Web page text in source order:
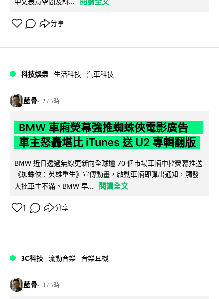
分享
科技娛樂 生活科技 汽車科技
藍骨 2 小時
BMW 車廂熒幕強推蜘蛛俠電影廣告
車主怒轟堪比 iTunes 送 U2 專輯翻版
BMW 近日透過無線更新向全球逾 70 個市場車輛中控熒幕推送
《蜘蛛俠：英雄重生》宣傳動畫，啟動車輛即彈出通知，觸發
大批車主不滿。BMW 早...
閱讀全文
1 分享
3C科技 流動音樂 音樂耳機
藍骨 3 小時